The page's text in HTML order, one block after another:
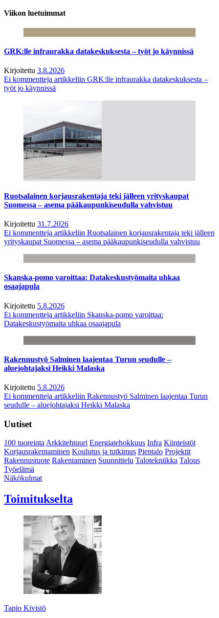
Viikon luetuimmat
GRK:lle infraurakka datakeskuksesta – työt jo käynnissä
Kirjoitettu 3.8.2026
Ei kommentteja artikkeliin GRK:lle infraurakka datakeskuksesta –
työt jo käynnissä
Ruotsalainen korjausrakentaja teki jälleen yrityskaupat
Suomessa – asema pääkaupunkiseudulla vahvistuu
Kirjoitettu 31.7.2026
Ei kommentteja artikkeliin Ruotsalainen korjausrakentaja teki jälleen
yrityskaupat Suomessa – asema pääkaupunkiseudulla vahvistuu
Skanska-pomo varoittaa: Datakeskustyömaita uhkaa
osaajapula
Kirjoitettu 5.8.2026
Ei kommentteja artikkeliin Skanska-pomo varoittaa:
Datakeskustyömaita uhkaa osaajapula
Rakennustyö Salminen laajentaa Turun seudulle –
aluejohtajaksi Heikki Malaska
Kirjoitettu 5.8.2026
Ei kommentteja artikkeliin Rakennustyö Salminen laajentaa Turun
seudulle – aluejohtajaksi Heikki Malaska
Uutiset
100 tuoreintaArkkitehtuuri Energiatehokkuus Infra Kiinteistöt
Korjausrakentaminen Koulutus ja tutkimus Pientalo Projektit
Rakennustuote Rakentaminen Suunnittelu Talotekniikka Talous
Työelämä
Näkökulmat
Toimitukselta
Tapio Kivistö